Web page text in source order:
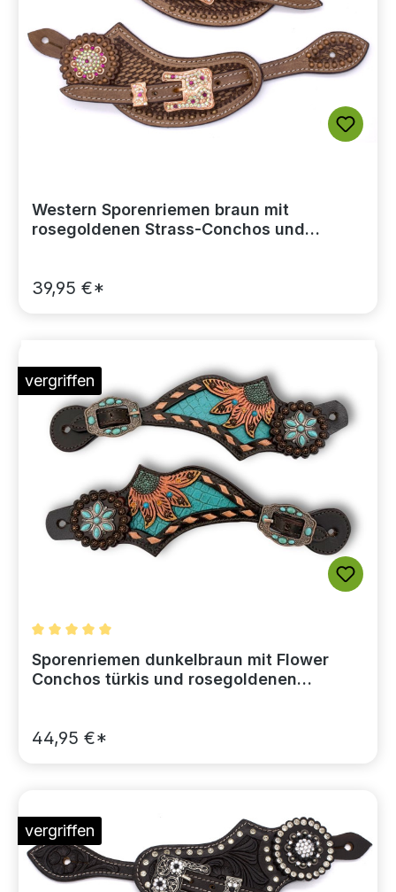
Western Sporenriemen braun mit
rosegoldenen Strass-Conchos und
39,95 €*
vergriffen
Durchschnittliche Bewertung von 5 von 5 Sternen
Sporenriemen dunkelbraun mit Flower
Conchos türkis und rosegoldenen
44,95 €*
vergriffen